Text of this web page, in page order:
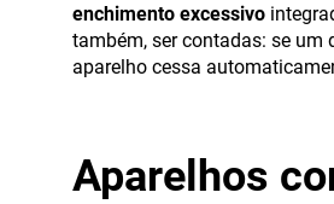
enchimento excessivo
também, ser contadas: se um
aparelho cessa
Aparelhos